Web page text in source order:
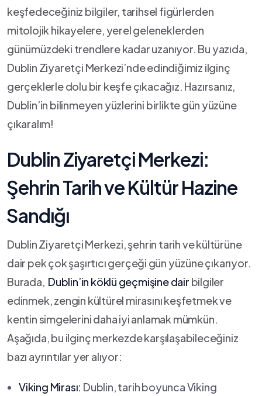
keşfedeceğiniz bilgiler, ⁢tarihsel figürlerden
mitolojik hikayelere, yerel geleneklerden
günümüzdeki trendlere kadar uzanıyor. Bu yazıda,
Dublin Ziyaretçi Merkezi’nde edindiğimiz ilginç
gerçeklerle dolu bir ‍keşfe çıkacağız. ‌Hazırsanız,
Dublin’in bilinmeyen yüzlerini birlikte⁢ gün⁢ yüzüne
çıkaralım!
Dublin Ziyaretçi Merkezi:
⁢Şehrin‍ Tarih⁤ ve Kültür Hazine
⁢Sandığı
Dublin⁣ Ziyaretçi⁣ Merkezi, şehrin tarih ve kültürüne
dair pek çok şaşırtıcı gerçeği⁢ gün yüzüne ​çıkarıyor.
Burada, ⁢ Dublin’in köklü ⁢geçmişine dair bilgiler
edinmek, zengin kültürel​ mirasını keşfetmek ve
kentin‍ simgelerini daha iyi anlamak mümkün.
Aşağıda, bu ilginç merkezde karşılaşabileceğiniz
bazı ayrıntılar yer alıyor:
Viking Mirası: Dublin,‍ tarih boyunca Viking